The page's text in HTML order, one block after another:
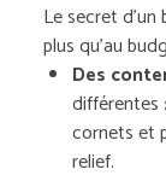
Le secret
plus qu’au
Des
différentes
cornets et
relief.